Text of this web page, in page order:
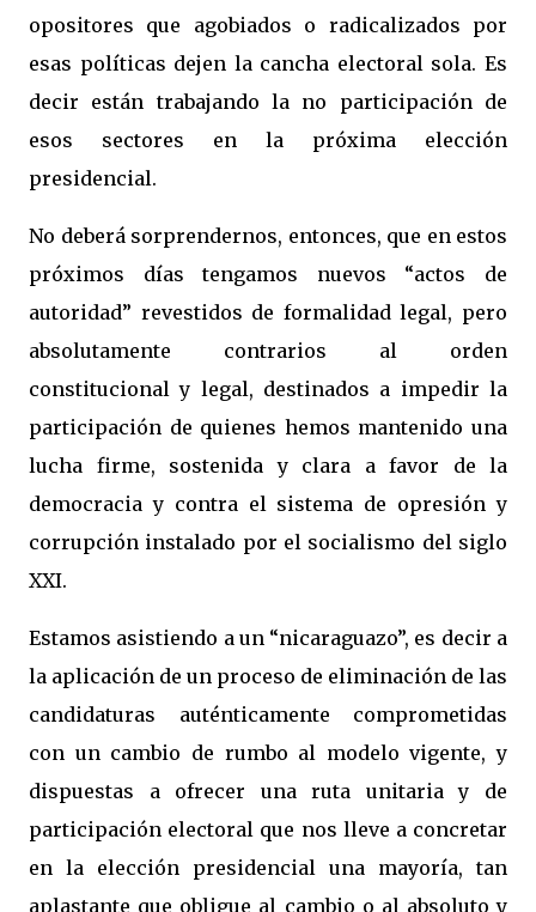
opositores que agobiados o radicalizados por
esas políticas dejen la cancha electoral sola. Es
decir están trabajando la no participación de
esos sectores en la próxima elección
presidencial.
No deberá sorprendernos, entonces, que en estos
próximos días tengamos nuevos “actos de
autoridad” revestidos de formalidad legal, pero
absolutamente contrarios al orden
constitucional y legal, destinados a impedir la
participación de quienes hemos mantenido una
lucha firme, sostenida y clara a favor de la
democracia y contra el sistema de opresión y
corrupción instalado por el socialismo del siglo
XXI.
Estamos asistiendo a un “nicaraguazo”, es decir a
la aplicación de un proceso de eliminación de las
candidaturas auténticamente comprometidas
con un cambio de rumbo al modelo vigente, y
dispuestas a ofrecer una ruta unitaria y de
participación electoral que nos lleve a concretar
en la elección presidencial una mayoría, tan
aplastante que obligue al cambio o al absoluto y